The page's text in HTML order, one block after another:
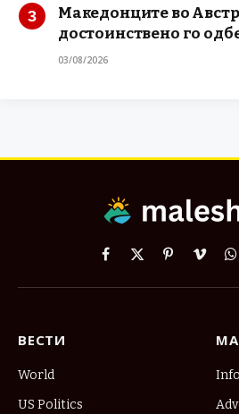
Македонците во
достоинствено го
03/08/2026
Facebook
X
PinterestVimeo
ВЕСТИ
World
US Politics